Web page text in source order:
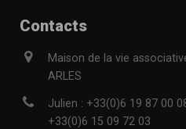
Contacts
Maison de la vie
ARLES
Julien : +33(0)6 19 87 00
+33(0)6 15 09 72 03